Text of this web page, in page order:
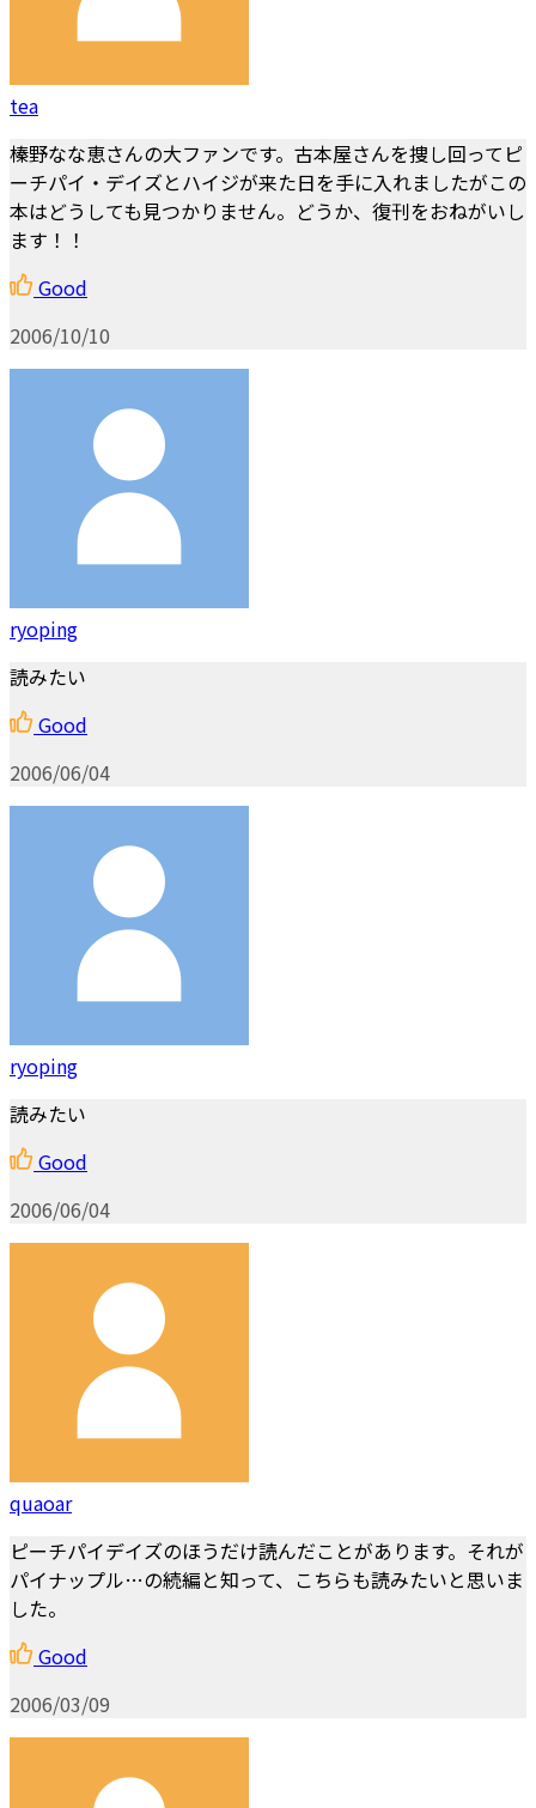
tea
榛野なな恵さんの大ファンです。古本屋さんを捜し回ってピ
ーチパイ・デイズとハイジが来た日を手に入れましたがこの
本はどうしても見つかりません。どうか、復刊をおねがいし
ます！！
Good
2006/10/10
ryoping
読みたい
Good
2006/06/04
ryoping
読みたい
Good
2006/06/04
quaoar
ピーチパイデイズのほうだけ読んだことがあります。それが
パイナップル…の続編と知って、こちらも読みたいと思いま
した。
Good
2006/03/09